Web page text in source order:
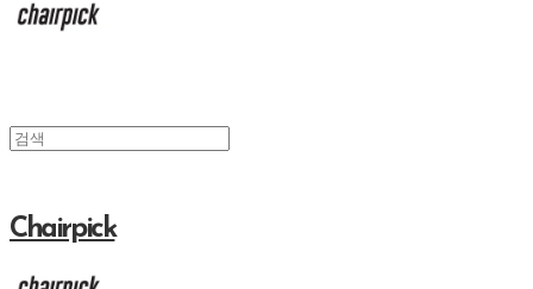
Chairpick